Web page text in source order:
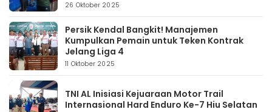
26 Oktober 2025
Persik Kendal Bangkit! Manajemen
Kumpulkan Pemain untuk Teken Kontrak
Jelang Liga 4
11 Oktober 2025
TNI AL Inisiasi Kejuaraan Motor Trail
Internasional Hard Enduro Ke-7 Hiu Selatan